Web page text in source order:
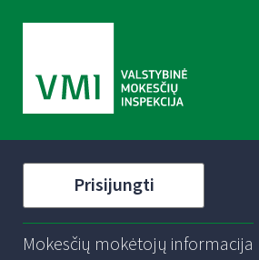
Prisijungti
Mokesčių mokėtojų informacija